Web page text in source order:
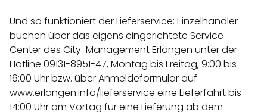
Und so funktioniert der Lieferservice: Einzelhändler
buchen über das eigens eingerichtete Service-
Center des City-Management Erlangen unter der
Hotline 09131-8951-47, Montag bis Freitag, 9:00 bis
16:00 Uhr bzw. über Anmeldeformular auf
www.erlangen.info/lieferservice eine Lieferfahrt bis
14:00 Uhr am Vortag für eine Lieferung ab dem